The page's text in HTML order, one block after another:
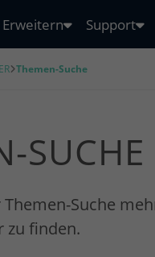
Erweitern Support
Themen-Suche
SUCHE
Suche
zu finden.